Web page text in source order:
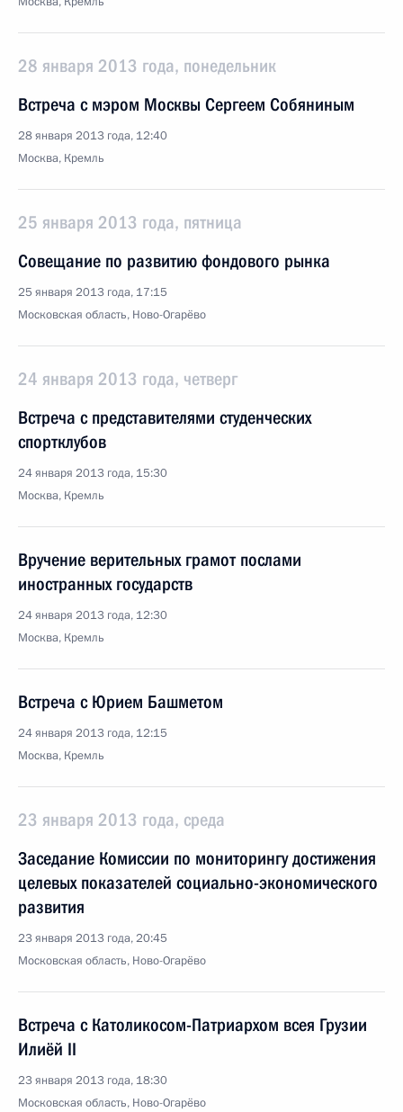
28 января 2013 года, понедельник
Встреча с мэром Москвы Сергеем Собяниным
28 января 2013 года, 12:40
Москва, Кремль
25 января 2013 года, пятница
Совещание по развитию фондового рынка
25 января 2013 года, 17:15
Московская область, Ново-Огарёво
24 января 2013 года, четверг
Встреча с представителями студенческих
спортклубов
24 января 2013 года, 15:30
Москва, Кремль
Вручение верительных грамот послами
иностранных государств
24 января 2013 года, 12:30
Москва, Кремль
Встреча с Юрием Башметом
24 января 2013 года, 12:15
Москва, Кремль
23 января 2013 года, среда
Заседание Комиссии по мониторингу достижения
целевых показателей социально-экономического
развития
23 января 2013 года, 20:45
Московская область, Ново-Огарёво
Встреча с Католикосом-Патриархом всея Грузии
Илиёй II
23 января 2013 года, 18:30
Московская область, Ново-Огарёво